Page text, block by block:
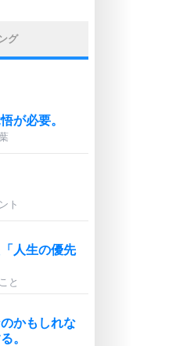
グ
が必要。
ト
人生の優先
と
かもしれな
。